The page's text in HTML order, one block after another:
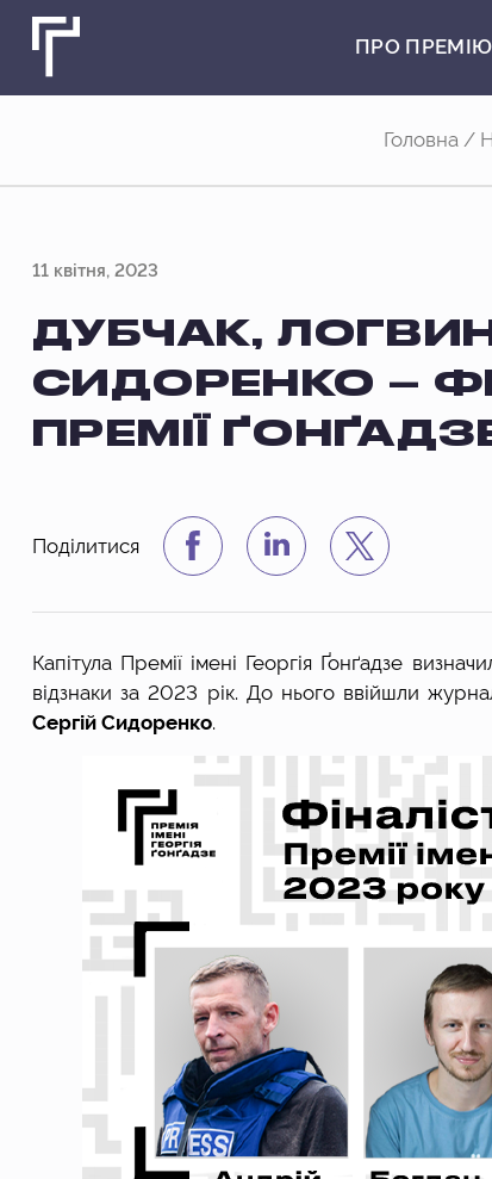
ПРО ПРЕМІЮ
Головна/
11 квітня, 2023
ДУБЧАК,
СИДОРЕНКО –
ПРЕМІЇ
Поділитися
Капітула Премії імені Георгія Ґонґадзе
відзнаки за 2023 рік. До нього ввійшли
Сергій Сидоренко.